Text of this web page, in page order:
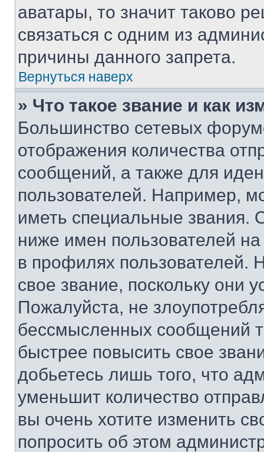
аватары, то значит таково
связаться с одним из
причины данного запрета.
Вернуться наверх
» Что такое звание и как
Большинство сетевых
отображения количества
сообщений, а также для
пользователей. Например,
иметь специальные звания.
ниже имен пользователей
в профилях
свое звание, поскольку они
Пожалуйста, не
бессмысленных сообщений
быстрее повысить свое
добьетесь лишь того, что
уменьшит количество
вы очень хотите изменить
попросить об этом